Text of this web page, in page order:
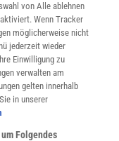
nicht auf seine
das zu ändern,
langes, gesundes
sind die besten
und Energie zu
viel – wir essen oft
Das wirkt sich auch
und
von Alle ablehnen
Wenn Tracker
möglicherweise nicht
jederzeit wieder
Einwilligung zu
verwalten am
gelten innerhalb
in unserer
Folgendes